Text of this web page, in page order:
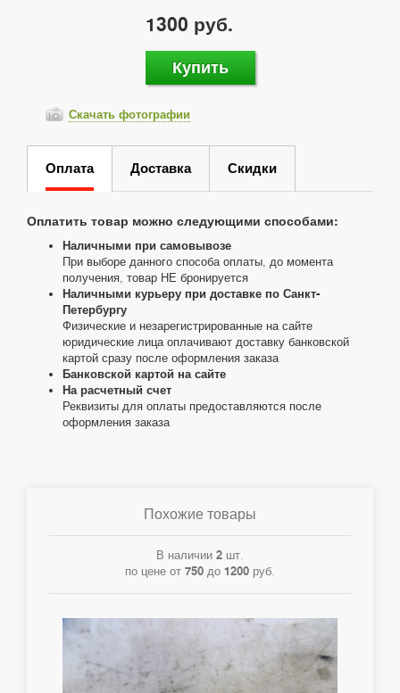
1300 руб.
Купить
Скачать фотографии
Оплата Доставка Скидки
Оплатить товар можно следующими способами:
Наличными при самовывозе
При выборе данного способа оплаты, до момента
получения, товар НЕ бронируется
Наличными курьеру при доставке по Санкт-
Петербургу
Физические и незарегистрированные на сайте
юридические лица оплачивают доставку банковской
картой сразу после оформления заказа
Банковской картой на сайте
На расчетный счет
Реквизиты для оплаты предоставляются после
оформления заказа
Похожие товары
В наличии 2 шт.
по цене от 750 до 1200 руб.